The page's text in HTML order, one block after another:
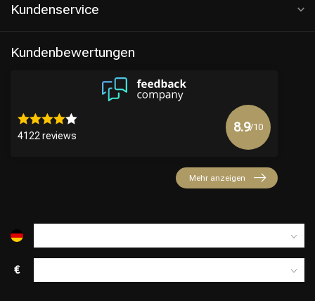
Kundenservice
Kundenbewertungen
4122 reviews
8.9/10
Mehr anzeigen
€